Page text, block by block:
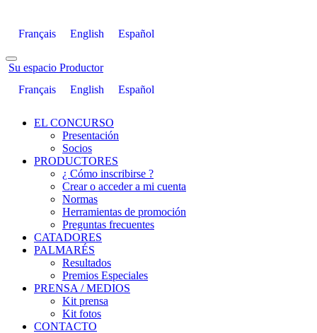
Français English Español
Su espacio Productor
Français
English Español
EL CONCURSO
Presentación
Socios
PRODUCTORES
¿ Cómo inscribirse ?
Crear o acceder a mi cuenta
Normas
Herramientas de promoción
Preguntas frecuentes
CATADORES
PALMARÉS
Resultados
Premios Especiales
PRENSA / MEDIOS
Kit prensa
Kit fotos
CONTACTO